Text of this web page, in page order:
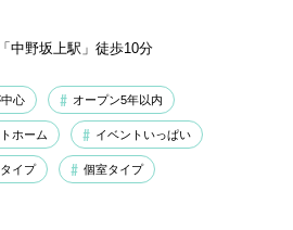
中野坂上駅」徒歩10分
心 オープン5年以内
ホーム イベントいっぱい
イプ 個室タイプ